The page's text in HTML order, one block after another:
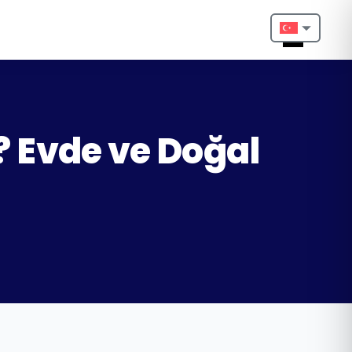
Nederlands
Evde ve Doğal